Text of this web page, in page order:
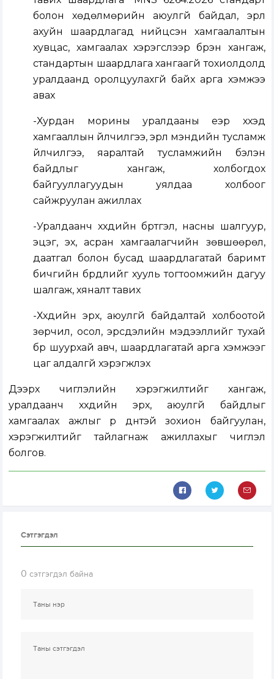
болон хөдөлмөрийн аюулгүй байдал, эрүүл
ахуйн шаардлагад нийцсэн хамгаалалтын
хувцас, хамгаалах хэрэгслээр бүрэн хангаж,
стандартын шаардлага хангаагүй тохиолдолд
уралдаанд оролцуулахгүй байх арга хэмжээ
авах
-Хурдан морины уралдааны үеэр хүүхэд
хамгааллын үйлчилгээ, эрүүл мэндийн тусламж
үйлчилгээ, яаралтай тусламжийн бэлэн
байдлыг хангаж, холбогдох
байгууллагуудын уялдаа холбоог
сайжруулан ажиллах
-Уралдаанч хүүхдийн бүртгэл, насны шалгуур,
эцэг, эх, асран хамгаалагчийн зөвшөөрөл,
даатгал болон бусад шаардлагатай баримт
бичгийн бүрдлийг хууль тогтоомжийн дагуу
шалгаж, хяналт тавих
-Хүүхдийн эрх, аюулгүй байдалтай холбоотой
зөрчил, осол, эрсдэлийн мэдээллийг тухай
бүр шуурхай авч, шаардлагатай арга хэмжээг
цаг алдалгүй хэрэгжүүлэх
Дээрх чиглэлийн хэрэгжилтийг хангаж,
уралдаанч хүүхдийн эрх, аюулгүй байдлыг
хамгаалах ажлыг үр дүнтэй зохион байгуулан,
хэрэгжилтийг тайлагнаж ажиллахыг чиглэл
болгов.
Сэтгэгдэл
0 сэтгэгдэл байна